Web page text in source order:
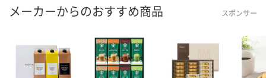
メーカーからのおすすめ商品 スポンサー